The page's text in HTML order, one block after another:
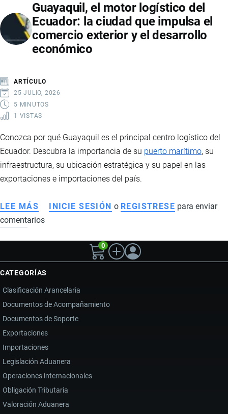
ECUADOR
Y
COLOMBIA:
EL
DE
CAMIONES
SIGUE
APLICARSE
LEVANTAMIENTO
LA
Guayaquil, el motor logístico del
Ecuador: la ciudad que impulsa el
comercio exterior y el desarrollo
económico
ARTÍCULO
25 JULIO, 2026
5 MINUTOS
1 VISTAS
Conozca por qué Guayaquil es el principal centro logístico del
Ecuador. Descubra la importancia de su puerto marítimo, su
infraestructura, su ubicación estratégica y su papel en las
exportaciones e importaciones del país.
LEE MÁS SOBRE
GUAYAQUIL,
LOGÍSTICO
DEL
ECUADOR:
LA
CIUDAD
QUE
IMPULSA
EL
COMERCIO
EXTERIOR
INICIE SESIÓN o REGISTRESE para enviar
comentarios
0
CATEGORÍAS
Clasificación Arancelaria
Documentos de Acompañamiento
Documentos de Soporte
Exportaciones
Importaciones
Legislación Aduanera
Operaciones internacionales
Obligación Tributaria
Valoración Aduanera